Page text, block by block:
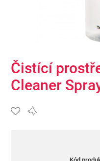
Čistící
Cleaner